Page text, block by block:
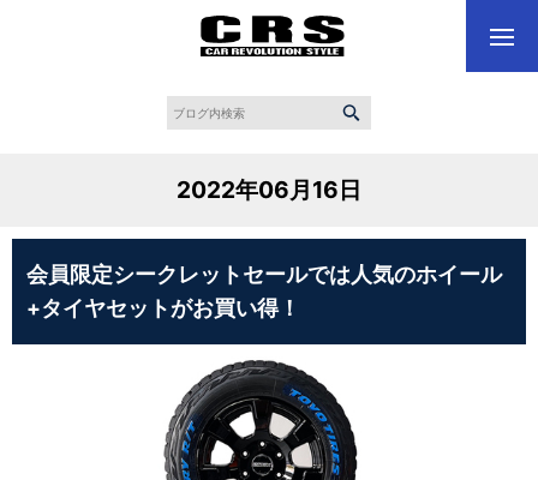
2022年06月16日
会員限定シークレットセールでは人気のホイール
+タイヤセットがお買い得！